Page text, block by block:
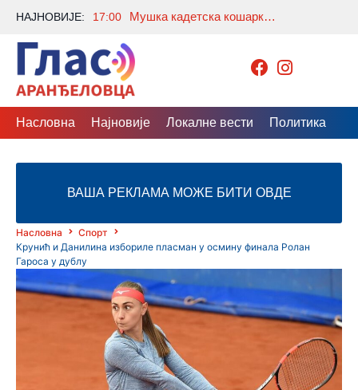
НАЈНОВИЈЕ: 17:00 Мушка кадетска кошаркашка репрезентација Србије поражена од Литваније на старту Европског првенства
Насловна Најновије Локалне вести Политика
ВАША РЕКЛАМА МОЖЕ БИТИ ОВДЕ
Насловна
Спорт
Крунић и Данилина избориле пласман у осмину финала Ролан
Гароса у дублу